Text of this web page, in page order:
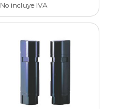
No incluye IVA